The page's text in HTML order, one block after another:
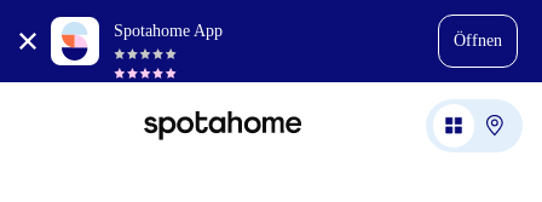
Spotahome App
Öffnen